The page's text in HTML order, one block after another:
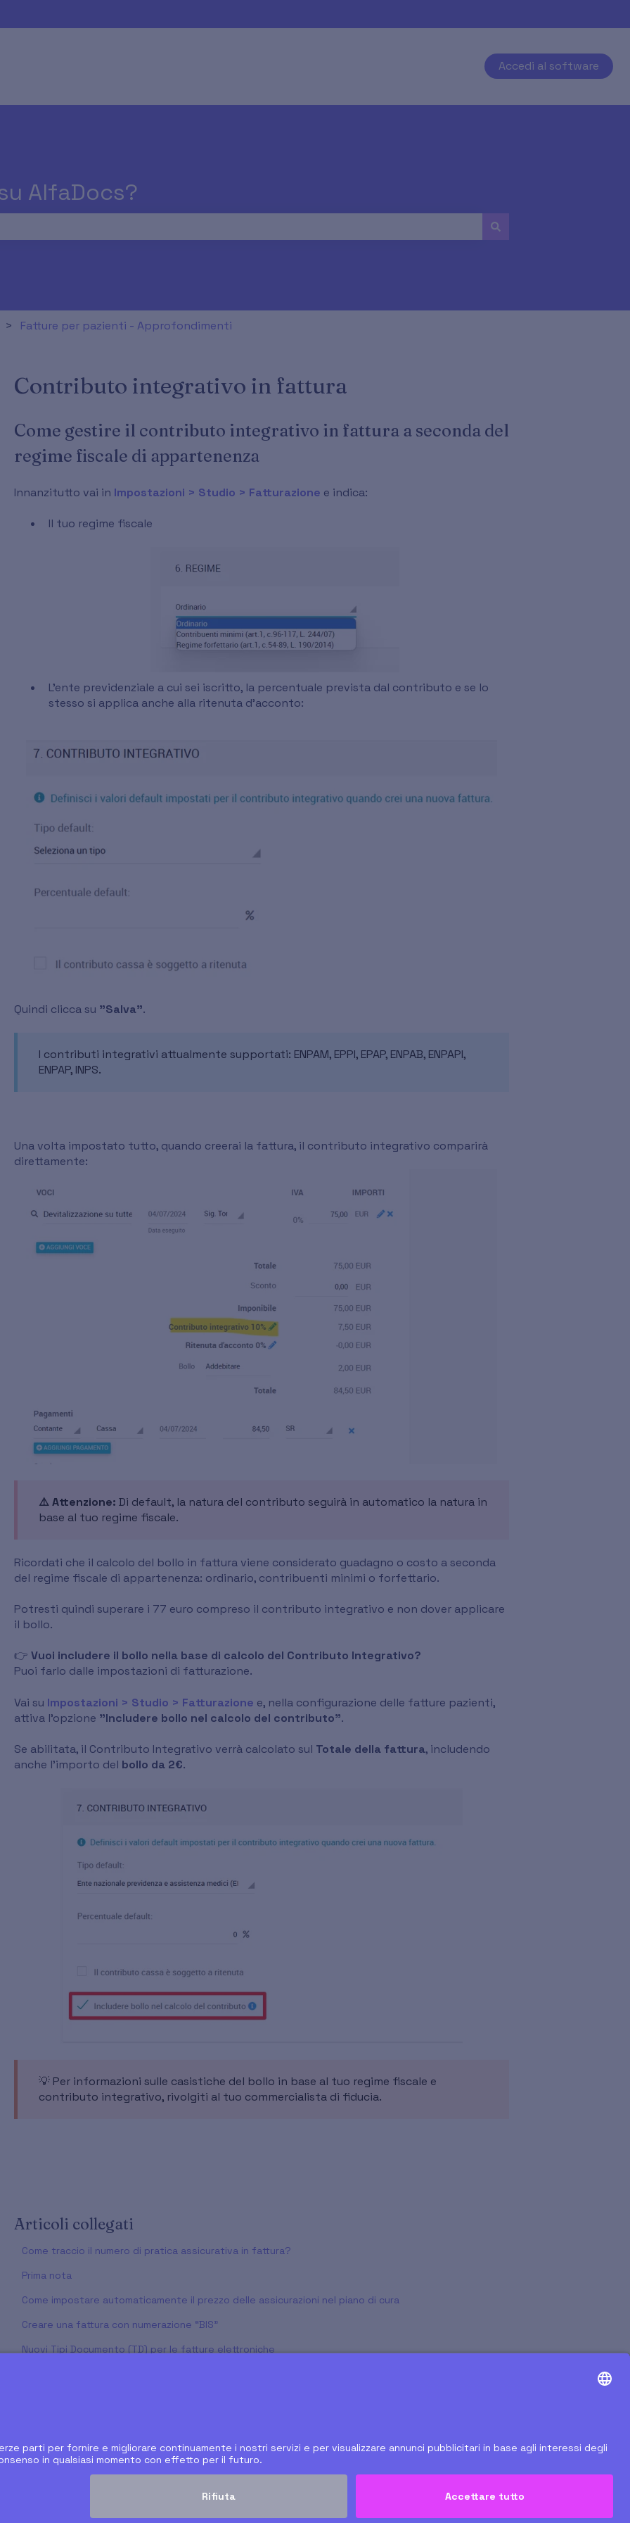
Accedi al software
AlfaDocs?
Fatture per pazienti - Approfondimenti
Contributo integrativo in fattura
Come gestire il contributo integrativo in fattura a seconda del
regime fiscale di appartenenza
Innanzitutto vai in Impostazioni > Studio > Fatturazione e indica:
Il tuo regime fiscale
L'ente previdenziale a cui sei iscritto, la percentuale prevista dal contributo e se lo
stesso si applica anche alla ritenuta d'acconto:
Quindi clicca su "Salva".
I contributi integrativi attualmente supportati: ENPAM, EPPI, EPAP, ENPAB, ENPAPI,
ENPAP, INPS.
Una volta impostato tutto, quando creerai la fattura, il contributo integrativo comparirà
direttamente:
⚠️ Attenzione: Di default, la natura del contributo seguirà in automatico la natura in
base al tuo regime fiscale.
Ricordati che il calcolo del bollo in fattura viene considerato guadagno o costo a seconda
del regime fiscale di appartenenza: ordinario, contribuenti minimi o forfettario.
Potresti quindi superare i 77 euro compreso il contributo integrativo e non dover applicare
il bollo.
👉 Vuoi includere il bollo nella base di calcolo del Contributo Integrativo?
Puoi farlo dalle impostazioni di fatturazione.
Vai su Impostazioni > Studio > Fatturazione e, nella configurazione delle fatture pazienti,
attiva l’opzione "Includere bollo nel calcolo del contributo".
Se abilitata, il Contributo Integrativo verrà calcolato sul Totale della fattura, includendo
anche l’importo del bollo da 2€.
💡 Per informazioni sulle casistiche del bollo in base al tuo regime fiscale e
contributo integrativo, rivolgiti al tuo commercialista di fiducia.
Articoli collegati
Come traccio il numero di pratica assicurativa in fattura?
Prima nota
Come impostare automaticamente il prezzo delle assicurazioni nel piano di cura
Creare una fattura con numerazione “BIS”
Nuovi Tipi Documento (TD) per le fatture elettroniche
Copyright © 2026, AlfaDocs GmbH